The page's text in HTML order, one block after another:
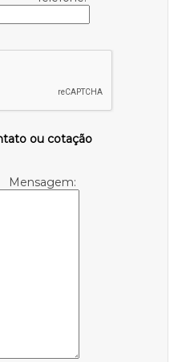
ou cotação
Mensagem: